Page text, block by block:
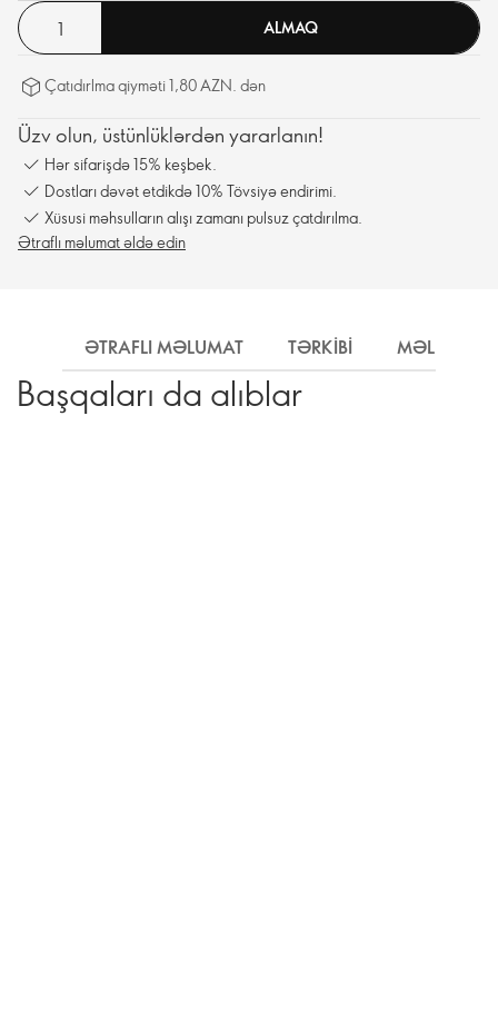
ALMAQ
Çatıdırlma qiyməti 1,80 AZN. dən
Üzv olun, üstünlüklərdən yararlanın!
Hər sifarişdə 15% keşbek.
Dostları dəvət etdikdə 10% Tövsiyə endirimi.
Xüsusi məhsulların alışı zamanı pulsuz çatdırılma.
Ətraflı məlumat əldə edin
ƏTRAFLI MƏLUMAT TƏRKIBI MƏLUMAT
Başqaları da alıblar